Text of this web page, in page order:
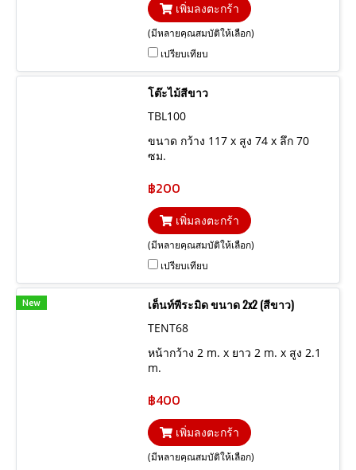
เพิ่มลงตะกร้า
(มีหลายคุณสมบัติให้เลือก)
เปรียบเทียบ
โต๊ะไม้สีขาว
TBL100
ขนาด กว้าง 117 x สูง 74 x ลึก 70
ซม.
฿200
เพิ่มลงตะกร้า
(มีหลายคุณสมบัติให้เลือก)
เปรียบเทียบ
New
เต็นท์พีระมิด ขนาด 2x2 (สีขาว)
TENT68
หน้ากว้าง 2 m. x ยาว 2 m. x สูง 2.1
m.
฿400
เพิ่มลงตะกร้า
(มีหลายคุณสมบัติให้เลือก)